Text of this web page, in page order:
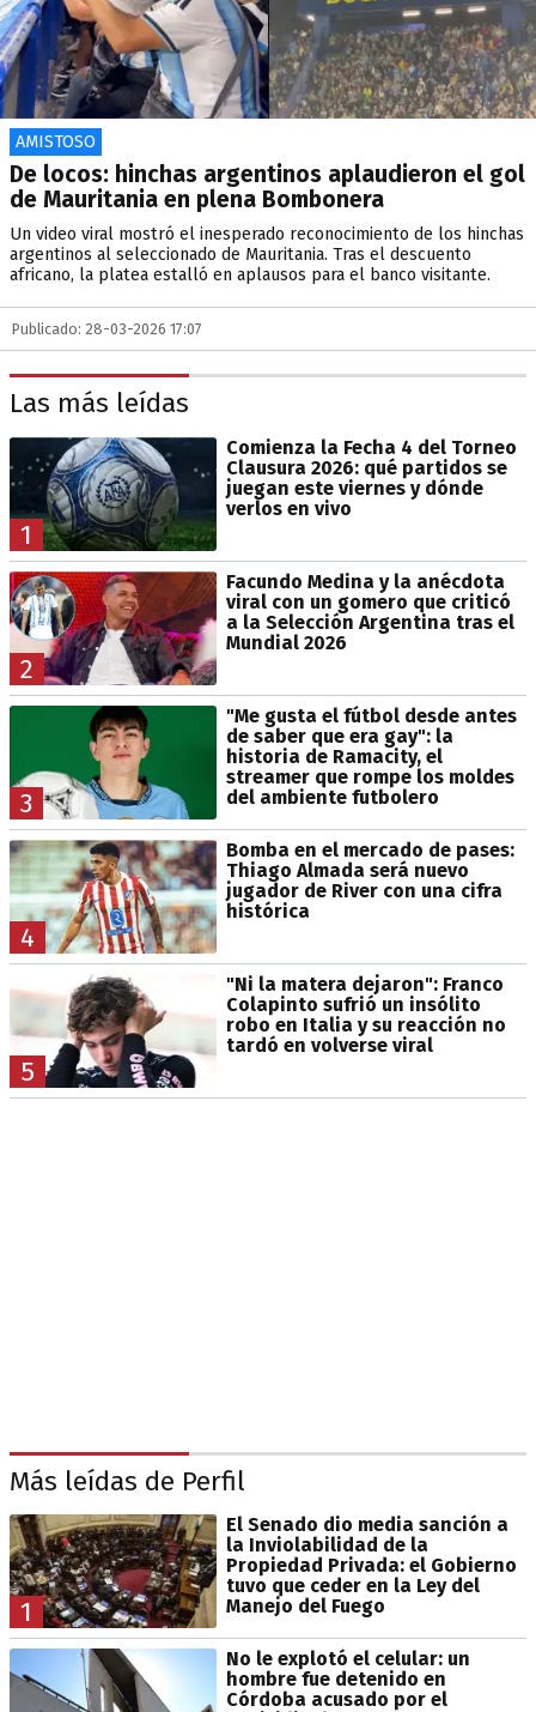
AMISTOSO
De locos: hinchas argentinos aplaudieron el gol
de Mauritania en plena Bombonera
Un video viral mostró el inesperado reconocimiento de los hinchas
argentinos al seleccionado de Mauritania. Tras el descuento
africano, la platea estalló en aplausos para el banco visitante.
Publicado: 28-03-2026 17:07
Las más leídas
1
Comienza la Fecha 4 del Torneo
Clausura 2026: qué partidos se
juegan este viernes y dónde
verlos en vivo
2
Facundo Medina y la anécdota
viral con un gomero que criticó
a la Selección Argentina tras el
Mundial 2026
3
"Me gusta el fútbol desde antes
de saber que era gay": la
historia de Ramacity, el
streamer que rompe los moldes
del ambiente futbolero
4
Bomba en el mercado de pases:
Thiago Almada será nuevo
jugador de River con una cifra
histórica
5
"Ni la matera dejaron": Franco
Colapinto sufrió un insólito
robo en Italia y su reacción no
tardó en volverse viral
Más leídas de Perfil
1
El Senado dio media sanción a
la Inviolabilidad de la
Propiedad Privada: el Gobierno
tuvo que ceder en la Ley del
Manejo del Fuego
No le explotó el celular: un
hombre fue detenido en
Córdoba acusado por el